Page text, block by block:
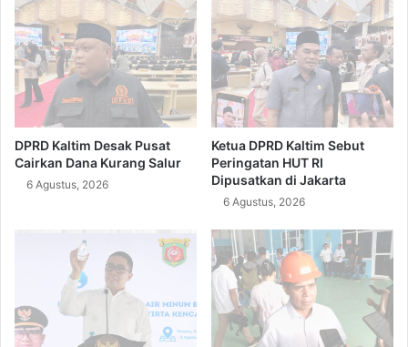
DPRD Kaltim Desak Pusat
Cairkan Dana Kurang Salur
6 Agustus, 2026
Ketua DPRD Kaltim Sebut
Peringatan HUT RI
Dipusatkan di Jakarta
6 Agustus, 2026